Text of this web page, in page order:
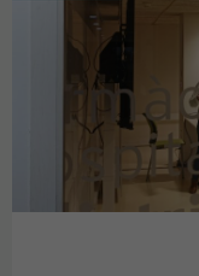
PACIENTS
AMB
NUTRICIÓ
ARTIFICIAL